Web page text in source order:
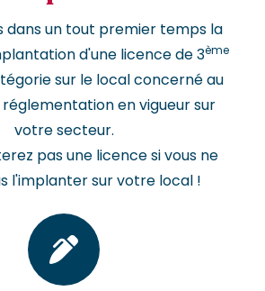
dans un tout premier temps la
d'une licence de 3ème
sur le local concerné au
en vigueur sur
votre secteur.
pas une licence si vous ne
l'implanter sur votre local !